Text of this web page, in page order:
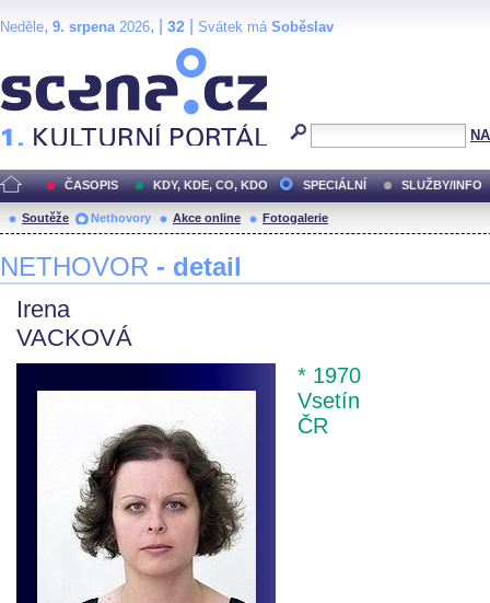
Neděle, 9. srpena2026, | 32 Svátek má Soběslav
ČASOPIS KDY, KDE, CO, KDO SPECIÁLNÍ SLUŽBY/INFO
Soutěže Nethovory Akce online Fotogalerie
NETHOVOR - detail
Irena
VACKOVÁ
* 1970
Vsetín
ČR